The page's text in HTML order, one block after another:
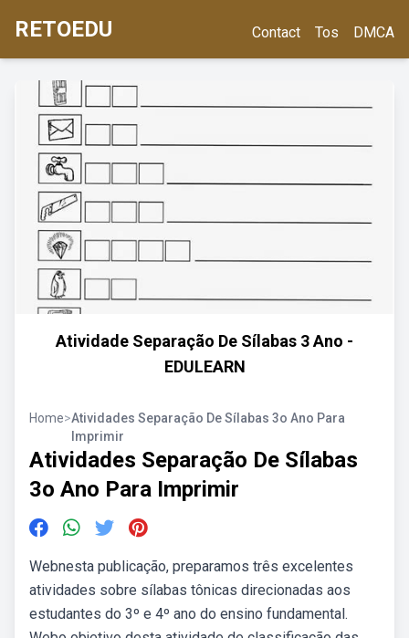
RETOEDU Contact Tos DMCA
Atividade Separação De Sílabas 3 Ano -
EDULEARN
Home>Atividades Separação De Sílabas 3o Ano Para
Imprimir
Atividades Separação De Sílabas
3o Ano Para Imprimir
Webnesta publicação, preparamos três excelentes
atividades sobre sílabas tônicas direcionadas aos
estudantes do 3º e 4º ano do ensino fundamental.